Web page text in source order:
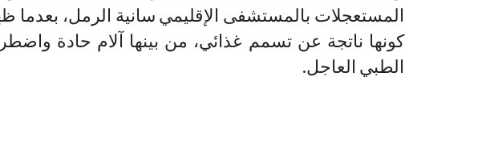
المستعجلات بالمستشفى الإقليمي سانية الرمل،
كونها ناتجة عن تسمم غذائي، من بينها آلام حادة
الطبي العاجل.